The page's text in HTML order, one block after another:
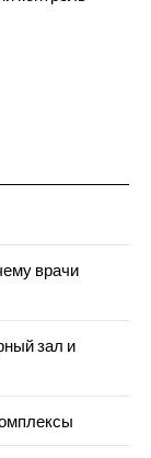
врачи
зал и